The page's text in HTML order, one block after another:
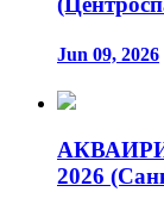
Jun 09, 2026
АКВАИРИ
2026